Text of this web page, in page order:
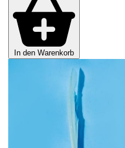
In den Warenkorb